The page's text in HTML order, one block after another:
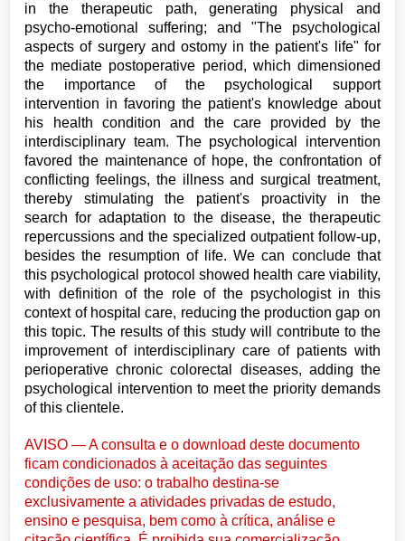
in the therapeutic path, generating physical and
psycho-emotional suffering; and "The psychological
aspects of surgery and ostomy in the patient's life" for
the mediate postoperative period, which dimensioned
the importance of the psychological support
intervention in favoring the patient's knowledge about
his health condition and the care provided by the
interdisciplinary team. The psychological intervention
favored the maintenance of hope, the confrontation of
conflicting feelings, the illness and surgical treatment,
thereby stimulating the patient's proactivity in the
search for adaptation to the disease, the therapeutic
repercussions and the specialized outpatient follow-up,
besides the resumption of life. We can conclude that
this psychological protocol showed health care viability,
with definition of the role of the psychologist in this
context of hospital care, reducing the production gap on
this topic. The results of this study will contribute to the
improvement of interdisciplinary care of patients with
perioperative chronic colorectal diseases, adding the
psychological intervention to meet the priority demands
of this clientele.
AVISO — A consulta e o download deste documento
ficam condicionados à aceitação das seguintes
condições de uso: o trabalho destina-se
exclusivamente a atividades privadas de estudo,
ensino e pesquisa, bem como à crítica, análise e